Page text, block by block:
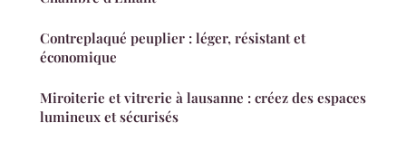
Contreplaqué peuplier : léger, résistant et
économique
Miroiterie et vitrerie à lausanne : créez des espaces
lumineux et sécurisés